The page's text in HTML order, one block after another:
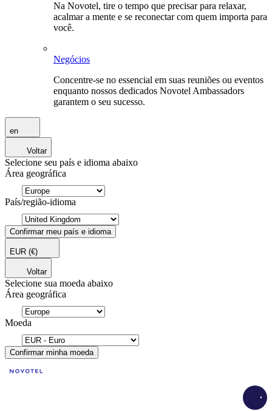
Na Novotel, tire o tempo que precisar para relaxar,
acalmar a mente e se reconectar com quem importa para
você.
Negócios
Concentre-se no essencial em suas reuniões ou eventos
enquanto nossos dedicados Novotel Ambassadors
garantem o seu sucesso.
en
Voltar
Selecione seu país e idioma abaixo
Área geográfica
País/região-idioma
Confirmar meu país e idioma
EUR (€)
Voltar
Selecione sua moeda abaixo
Área geográfica
Moeda
Confirmar minha moeda